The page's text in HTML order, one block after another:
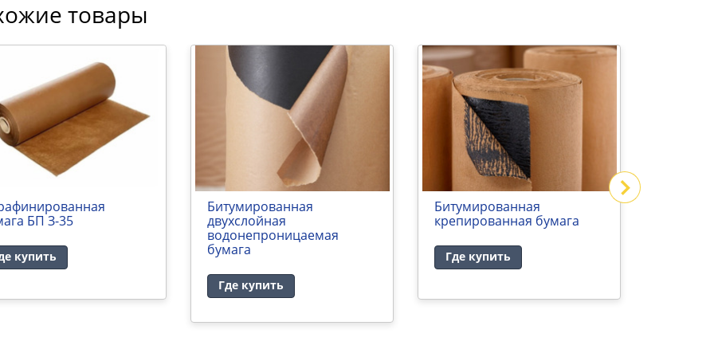
товары
БП З-35
купить
Битумированная
двухслойная
водонепроницаемая
бумага
Где купить
Битумированная
крепированная бумага
Где купить